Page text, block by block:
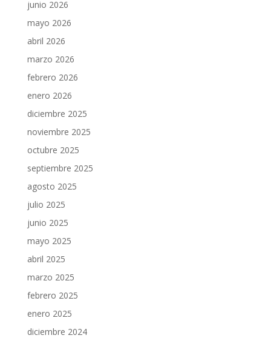
junio 2026
mayo 2026
abril 2026
marzo 2026
febrero 2026
enero 2026
diciembre 2025
noviembre 2025
octubre 2025
septiembre 2025
agosto 2025
julio 2025
junio 2025
mayo 2025
abril 2025
marzo 2025
febrero 2025
enero 2025
diciembre 2024